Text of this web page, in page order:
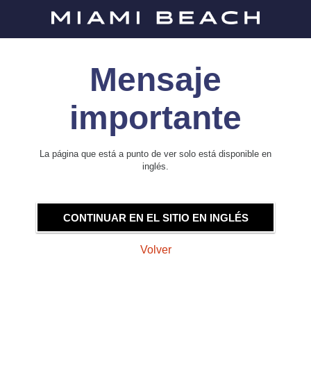
Mensaje
importante
La página que está a punto de ver solo está disponible en
inglés.
CONTINUAR EN EL SITIO EN INGLÉS
Volver